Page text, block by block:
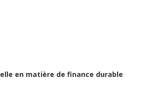
en matière de finance durable